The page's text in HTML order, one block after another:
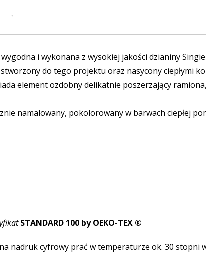
i wykonana z wysokiej jakości dzianiny
do tego projektu oraz nasycony ciepłymi
element ozdobny delikatnie poszerzający
namalowany, pokolorowany w barwach ciepłej
STANDARD 100 by OEKO-TEX ®
nadruk cyfrowy prać w temperaturze ok. 30 stopni